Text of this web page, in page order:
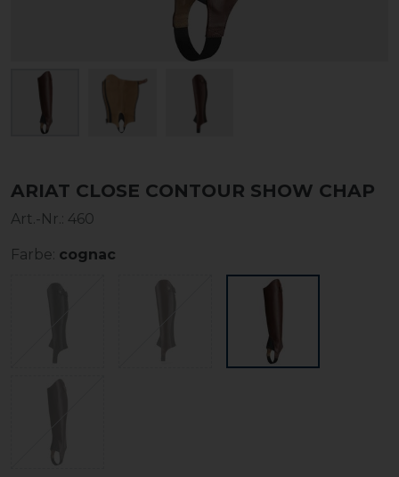
ARIAT CLOSE CONTOUR SHOW CHAP
Art.-Nr.: 460
Farbe: cognac